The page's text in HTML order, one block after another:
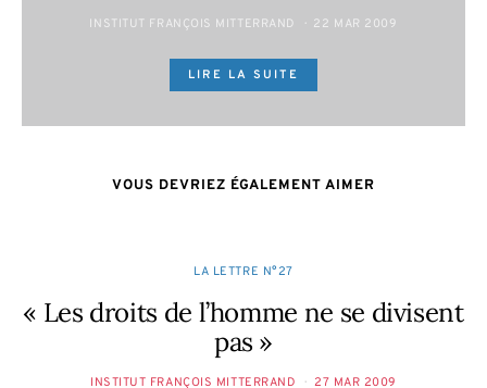
INSTITUT FRANÇOIS MITTERRAND 22 MAR 2009
LIRE LA SUITE
VOUS DEVRIEZ ÉGALEMENT AIMER
LA LETTRE N°27
« Les droits de l’homme ne se divisent
pas »
INSTITUT FRANÇOIS MITTERRAND 27 MAR 2009